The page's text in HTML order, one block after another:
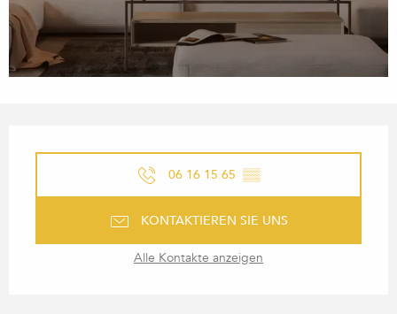
06 16 15 65 ▒▒
KONTAKTIEREN SIE UNS
Alle Kontakte anzeigen